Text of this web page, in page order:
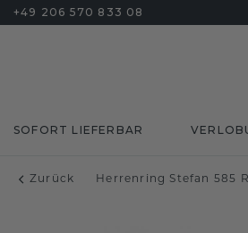
+49 206 570 833 08
SOFORT LIEFERBAR
Zurück Herrenring Stefan 585